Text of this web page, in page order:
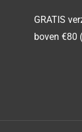
GRATIS
boven €80